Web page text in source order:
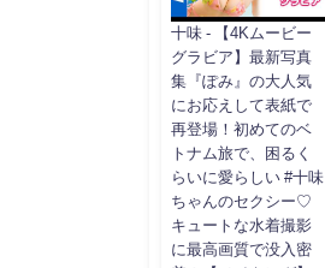
十味 - 【4Kムービー
グラビア】最新写真
集『ぽみ』の大人気
にお応えして表紙で
再登場！初めてのベ
トナム旅で、困るく
らいに愛らしい #十味
ちゃんのセクシー♡
キュートな水着撮影
に最高画質で没入密